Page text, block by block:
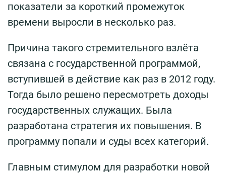
показатели за короткий промежуток
времени выросли в несколько раз.
Причина такого стремительного взлёта
связана с государственной программой,
вступившей в действие как раз в 2012 году.
Тогда было решено пересмотреть доходы
государственных служащих. Была
разработана стратегия их повышения. В
программу попали и суды всех категорий.
Главным стимулом для разработки новой